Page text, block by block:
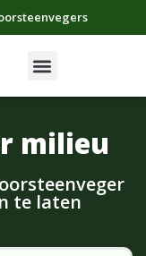
milieu
te laten